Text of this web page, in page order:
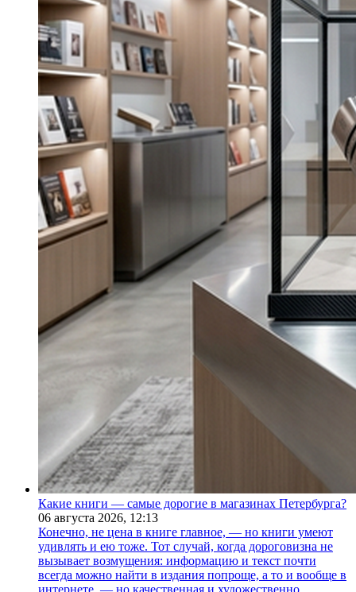
Какие книги — самые дорогие в магазинах Петербурга?
06 августа 2026, 12:13
Конечно, не цена в книге главное, — но книги умеют
удивлять и ею тоже. Тот случай, когда дороговизна не
вызывает возмущения: информацию и текст почти
всегда можно найти в издания попроще, а то и вообще в